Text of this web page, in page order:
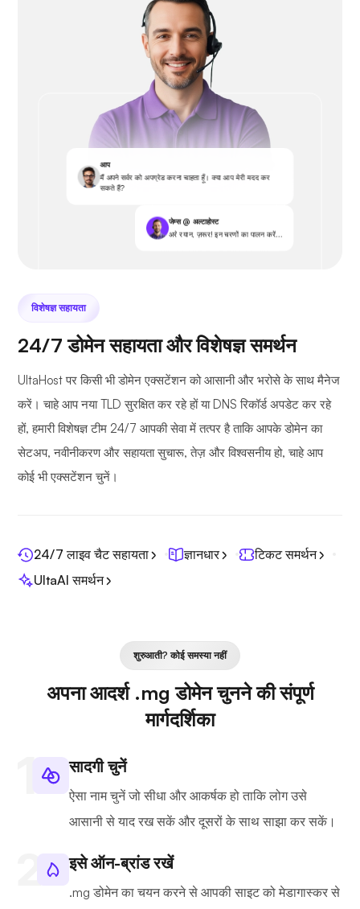
आप
मैं अपने सर्वर को अपग्रेड करना चाहता हूँ। क्या आप मेरी मदद कर
सकते हैं?
जेम्स @ अल्टाहोस्ट
अरे रयान, ज़रूर! इन चरणों का पालन करें...
विशेषज्ञ सहायता
24/7 डोमेन सहायता और विशेषज्ञ समर्थन
UltaHost पर किसी भी डोमेन एक्सटेंशन को आसानी और भरोसे के साथ मैनेज
करें। चाहे आप नया TLD सुरक्षित कर रहे हों या DNS रिकॉर्ड अपडेट कर रहे
हों, हमारी विशेषज्ञ टीम 24/7 आपकी सेवा में तत्पर है ताकि आपके डोमेन का
सेटअप, नवीनीकरण और सहायता सुचारू, तेज़ और विश्वसनीय हो, चाहे आप
कोई भी एक्सटेंशन चुनें।
24/7 लाइव चैट सहायता ज्ञानधार
टिकट समर्थन
UltaAI समर्थन
शुरुआती? कोई समस्या नहीं
अपना आदर्श .mg डोमेन चुनने की संपूर्ण
मार्गदर्शिका
सादगी चुनें
ऐसा नाम चुनें जो सीधा और आकर्षक हो ताकि लोग उसे
आसानी से याद रख सकें और दूसरों के साथ साझा कर सकें।
इसे ऑन-ब्रांड रखें
.mg डोमेन का चयन करने से आपकी साइट को मेडागास्कर से